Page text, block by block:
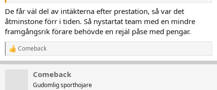
De får väl del av intäkterna efter prestation, så var det
åtminstone förr i tiden. Så nystartat team med en mindre
framgångsrik förare behövde en rejäl påse med pengar.
R
e
Comeback
Comeback
Gudomlig sporthojare